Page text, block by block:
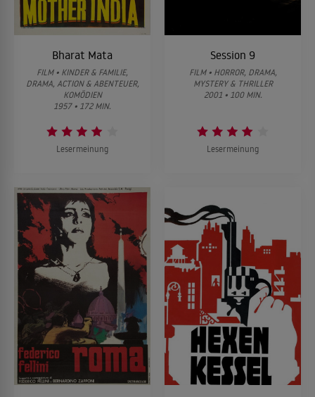
Bharat Mata
FILM • KINDER & FAMILIE,
DRAMA, ACTION & ABENTEUER,
KOMÖDIEN
1957 • 172 MIN.
Lesermeinung
Session 9
FILM • HORROR, DRAMA,
MYSTERY & THRILLER
2001 • 100 MIN.
Lesermeinung